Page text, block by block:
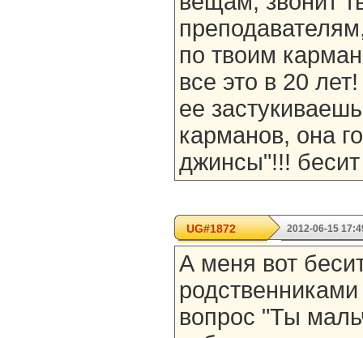
по твоим
все это в 20
ее
карманов, она
джинсы"!!!
UG#1872 2012-06-15
А меня вот
вопрос "Ты